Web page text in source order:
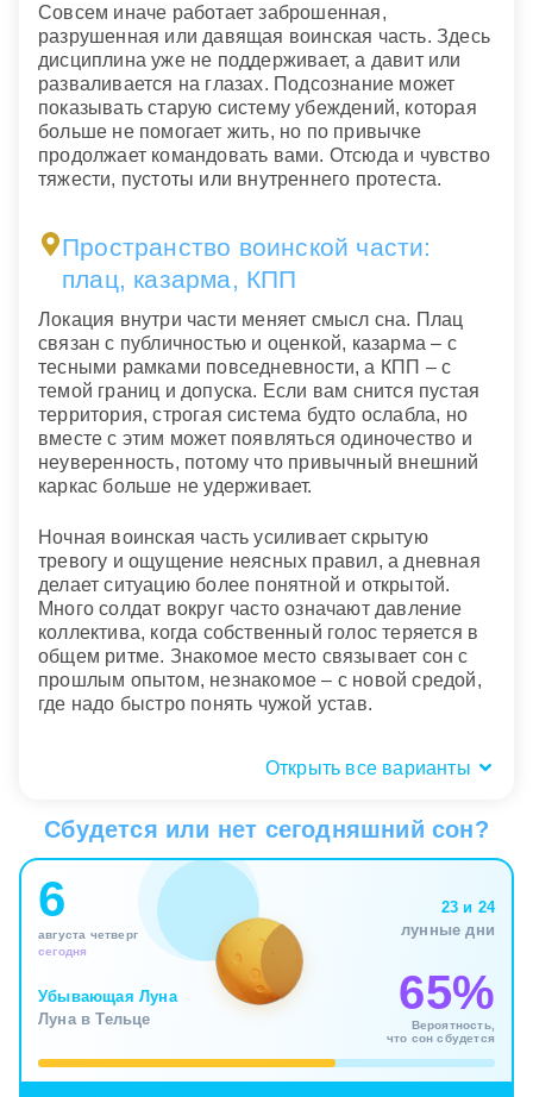
Совсем иначе работает заброшенная,
разрушенная или давящая воинская часть. Здесь
дисциплина уже не поддерживает, а давит или
разваливается на глазах. Подсознание может
показывать старую систему убеждений, которая
больше не помогает жить, но по привычке
продолжает командовать вами. Отсюда и чувство
тяжести, пустоты или внутреннего протеста.
Пространство воинской части:
плац, казарма, КПП
Локация внутри части меняет смысл сна. Плац
связан с публичностью и оценкой, казарма – с
тесными рамками повседневности, а КПП – с
темой границ и допуска. Если вам снится пустая
территория, строгая система будто ослабла, но
вместе с этим может появляться одиночество и
неуверенность, потому что привычный внешний
каркас больше не удерживает.
Ночная воинская часть усиливает скрытую
тревогу и ощущение неясных правил, а дневная
делает ситуацию более понятной и открытой.
Много солдат вокруг часто означают давление
коллектива, когда собственный голос теряется в
общем ритме. Знакомое место связывает сон с
прошлым опытом, незнакомое – с новой средой,
где надо быстро понять чужой устав.
Открыть все варианты
проверяющие
Люди в таком сне воплощают фигуры авторитета
и внутреннего надзора. Командир нередко связан
с частью личности, которая требует
безупречности и не принимает слабость. Солдаты
рядом отражают давление группы, привычку
сравнивать себя с другими или желание
раствориться в системе, чтобы не нести всю
Если кто то проверяет вас, ругает или наказывает,
Сбудется или нет сегодняшний сон?
6
августа четверг
сегодня
Убывающая Луна
Луна в Тельце
23 и 24
лунные дни
65%
Вероятность,
что сон сбудется